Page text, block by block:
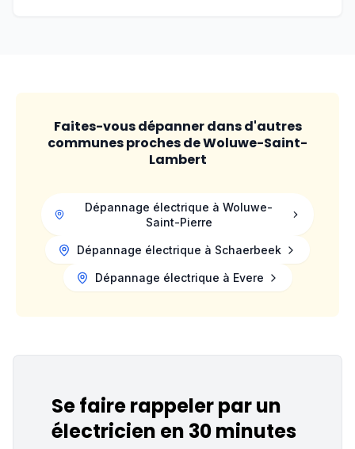
Faites-vous dépanner dans d'autres
communes proches deWoluwe-Saint-
Lambert
Dépannage électrique àWoluwe-
Saint-Pierre
Dépannage électrique à Schaerbeek
Dépannage électrique à Evere
Se faire rappeler par un
électricien en 30 minutes